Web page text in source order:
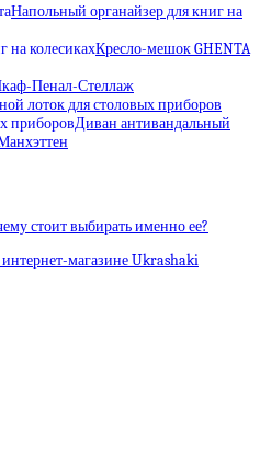
Напольный органайзер для книг на
Кресло-мешок GHENTA
Пенал-Стеллаж
лоток для столовых приборов
Диван антивандальный
стоит выбирать именно ее?
магазине Ukrashaki